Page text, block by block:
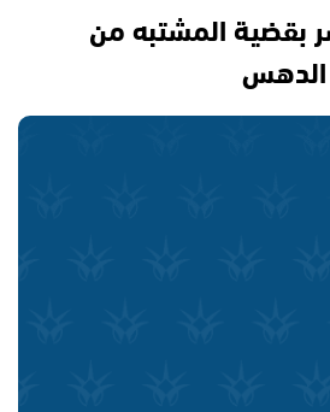
بقضية المشتبه من